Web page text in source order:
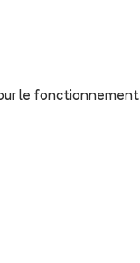
le fonctionnement